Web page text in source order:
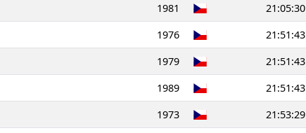
1981 21:05:30
1976 21:51:43
1979 21:51:43
1989 21:51:43
1973 21:53:29